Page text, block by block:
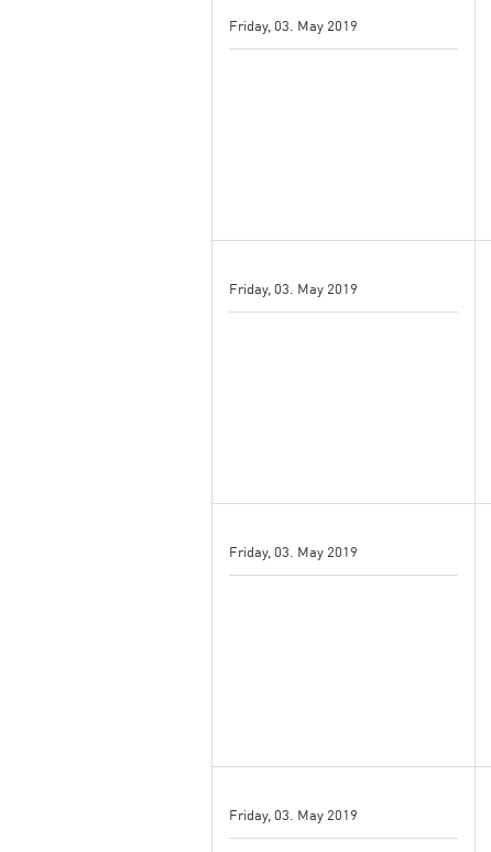
Friday, 03. May 2019
Friday, 03. May 2019
Friday, 03. May 2019
Friday, 03. May 2019